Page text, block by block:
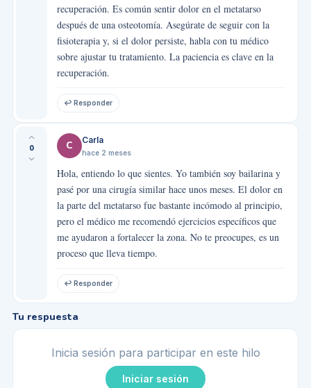
recuperación. Es común sentir dolor en el metatarso
después de una osteotomía. Asegúrate de seguir con la
fisioterapia y, si el dolor persiste, habla con tu médico
sobre ajustar tu tratamiento. La paciencia es clave en la
recuperación.
↩ Responder
0 C Carla
hace 2 meses
Hola, entiendo lo que sientes. Yo también soy bailarina y
pasé por una cirugía similar hace unos meses. El dolor en
la parte del metatarso fue bastante incómodo al principio,
pero el médico me recomendó ejercicios específicos que
me ayudaron a fortalecer la zona. No te preocupes, es un
proceso que lleva tiempo.
↩ Responder
Tu respuesta
Inicia sesión para participar en este hilo
Iniciar sesión